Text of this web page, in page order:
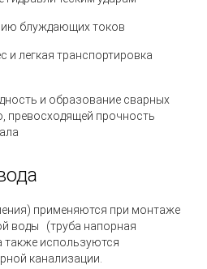
блуждающих токов
и легкая транспортировка
и образование сварных
превосходящей прочность
применяются при монтаже
воды (труба напорная
также используются
канализации.